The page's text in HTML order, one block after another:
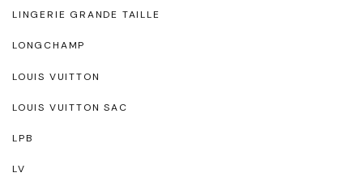
LINGERIE GRANDE TAILLE
LONGCHAMP
LOUIS VUITTON
LOUIS VUITTON SAC
LPB
LV